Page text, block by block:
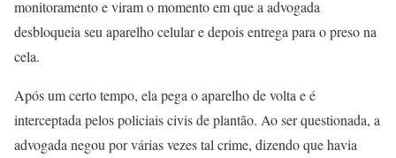
monitoramento e viram o momento em que a advogada
desbloqueia seu aparelho celular e depois entrega para o preso na
cela.
Após um certo tempo, ela pega o aparelho de volta e é
interceptada pelos policiais civis de plantão. Ao ser questionada, a
advogada negou por várias vezes tal crime, dizendo que havia